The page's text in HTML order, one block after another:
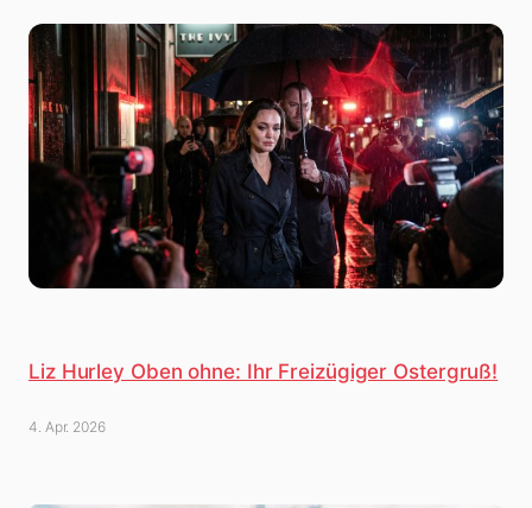
Liz Hurley Oben ohne: Ihr Freizügiger Ostergruß!
4. Apr. 2026